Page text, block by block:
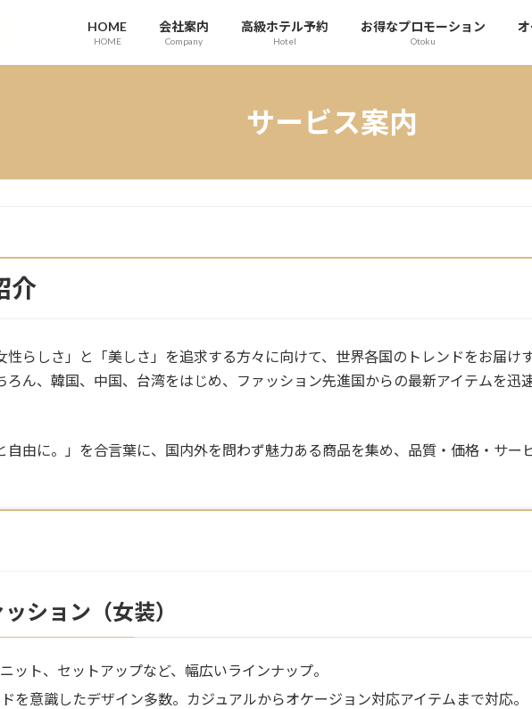
HOME
HOME
会社案内
Company
高級ホテル予約
Hotel
お得なプロモーション
Otoku
サービス案内
介
性らしさ」と「美しさ」を追求する方々に向けて、世界各国のトレンドをお届け
ろん、韓国、中国、台湾をはじめ、ファッション先進国からの最新アイテムを迅
自由に。」を合言葉に、国内外を問わず魅力ある商品を集め、品質・価格・サ
ション（女装）
ット、セットアップなど、幅広いラインナップ。
を意識したデザイン多数。カジュアルからオケージョン対応アイテムまで対応。